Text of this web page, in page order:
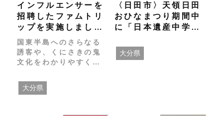
インフルエンサーを
招聘したファムトリ
ップを実施しまし
た！
国東半島へのさらなる
誘客や、くにさきの鬼
文化をわかりやすく知
社ソムリエのあやかり
チャンネルの佐々木優
大分県
〈日田市〉天領日田
おひなまつり期間中
に「日本遺産中学生
しました
大分県